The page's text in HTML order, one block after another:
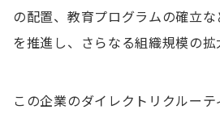
の配置、教育プログラムの確立
を推進し、さらなる組織規模の拡
この企業のダイレクトリクルー